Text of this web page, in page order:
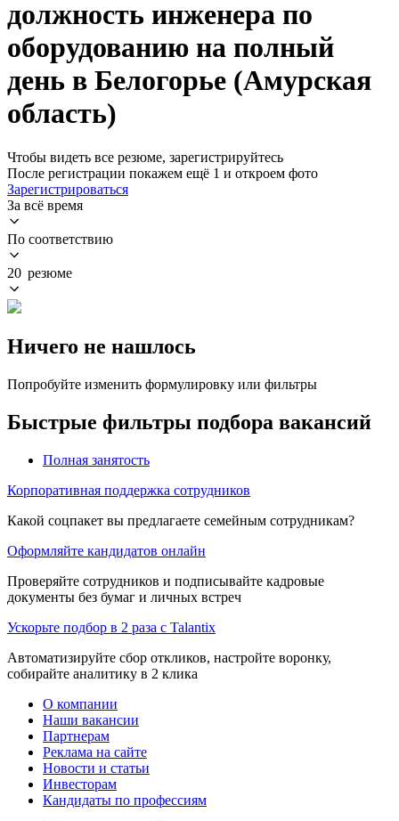
должность инженера по
оборудованию на полный
день в Белогорье (Амурская
область)
Чтобы видеть все резюме, зарегистрируйтесь
После регистрации покажем ещё 1 и откроем фото
Зарегистрироваться
За всё время
По соответствию
20 резюме
Ничего не нашлось
Попробуйте изменить формулировку или фильтры
Быстрые фильтры подбора вакансий
Полная занятость
Корпоративная поддержка сотрудников
Какой соцпакет вы предлагаете семейным сотрудникам?
Оформляйте кандидатов онлайн
Проверяйте сотрудников и подписывайте кадровые
документы без бумаг и личных встреч
Ускорьте подбор в 2 раза с Talantix
Автоматизируйте сбор откликов, настройте воронку,
собирайте аналитику в 2 клика
О компании
Наши вакансии
Партнерам
Реклама на сайте
Новости и статьи
Инвесторам
Кандидаты по профессиям